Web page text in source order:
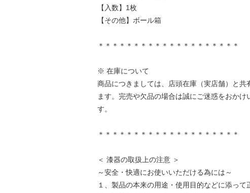
【入数】1枚
【その他】ボール箱
＊＊＊＊＊＊＊＊＊＊＊＊＊＊＊＊＊＊＊＊
※ 在庫について
商品につきましては、店頭在庫（実店舗）と
ます。完売や欠品の場合は誠にご迷惑をおか
す。
＊＊＊＊＊＊＊＊＊＊＊＊＊＊＊＊＊＊＊＊
＜ 漆器の取扱上の注意 ＞
～安全・快適にお使いいただける為には～
１、製品の本来の用途・使用目的などに添っ